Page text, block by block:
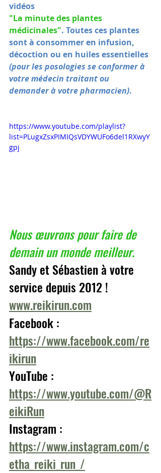
vidéos
"La minute des plantes
médicinales". Toutes ces plantes
sont à consommer en infusion,
décoction ou en huiles essentielles
(pour les posologies se conformer à
votre médecin traitant ou
demander à votre pharmacien).
https://www.youtube.com/playlist?
list=PLugxZsxPIMIQsVDYWUFo6del1RXwyY
gpj
Nous œuvrons pour faire de
demain un monde meilleur.
Sandy et Sébastien à votre
service depuis 2012 !
www.reikirun.com
Facebook :
https://www.facebook.com/re
ikirun
YouTube :
https://www.youtube.com/@R
eikiRun
Instagram :
https://www.instagram.com/c
etha_reiki_run_/